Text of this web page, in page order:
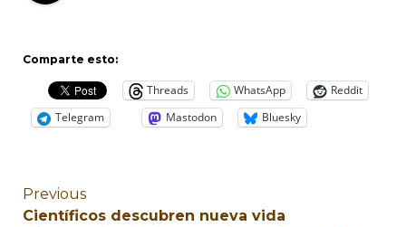
Comparte esto:
Threads WhatsApp
Reddit
Telegram
Mastodon Bluesky
Previous
Científicos descubren nueva vida